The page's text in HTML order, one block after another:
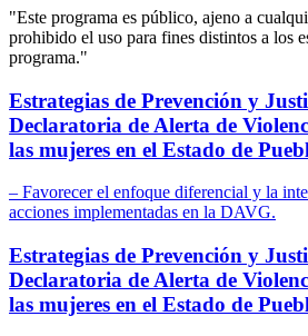
"Este programa es público, ajeno a
prohibido el uso para fines distintos a los
programa."
Estrategias de Prevención y
Declaratoria de Alerta de
las mujeres en el Estado de
– Favorecer el enfoque diferencial y la
acciones implementadas en la DAVG.
Estrategias de Prevención y
Declaratoria de Alerta de
las mujeres en el Estado de